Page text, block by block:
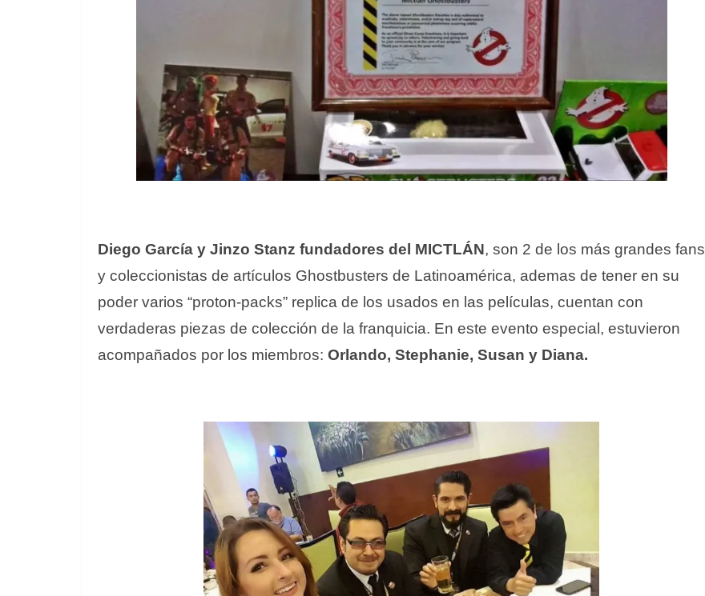
Diego García y Jinzo Stanz fundadores del MICTLÁN, son 2 de los más grandes fans
y coleccionistas de artículos Ghostbusters de Latinoamérica, ademas de tener en su
poder varios “proton-packs” replica de los usados en las películas, cuentan con
verdaderas piezas de colección de la franquicia. En este evento especial, estuvieron
acompañados por los miembros: Orlando, Stephanie, Susan y Diana.